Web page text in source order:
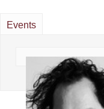
Events